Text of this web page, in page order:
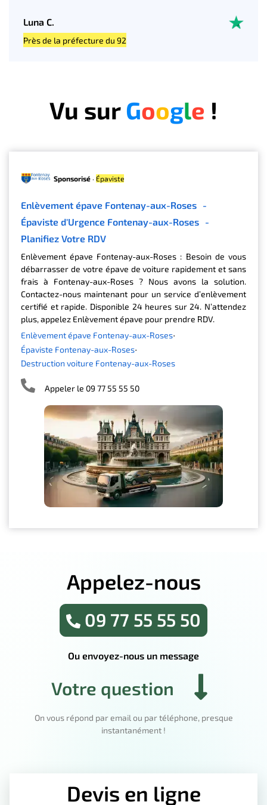
Luna C.
Près de la préfecture du 92
Vu surGoogle !
Sponsorisé · Épaviste
Enlèvement épave Fontenay-aux-Roses -
Épaviste d'Urgence Fontenay-aux-Roses -
Planifiez Votre RDV
Enlèvement épave Fontenay-aux-Roses : Besoin de vous
débarrasser de votre épave de voiture rapidement et sans
frais à Fontenay-aux-Roses ? Nous avons la solution.
Contactez-nous maintenant pour un service d’enlèvement
certifié et rapide. Disponible 24 heures sur 24. N’attendez
plus, appelez Enlèvement épave pour prendre RDV.
Enlèvement épave Fontenay-aux-Roses
Épaviste Fontenay-aux-Roses
Destruction voiture Fontenay-aux-Roses
Appeler le 09 77 55 55 50
Appelez-nous
09 77 55 55 50
Ou envoyez-nous un message
Votre question
On vous répond par email ou par téléphone, presque
instantanément !
Devis en ligne